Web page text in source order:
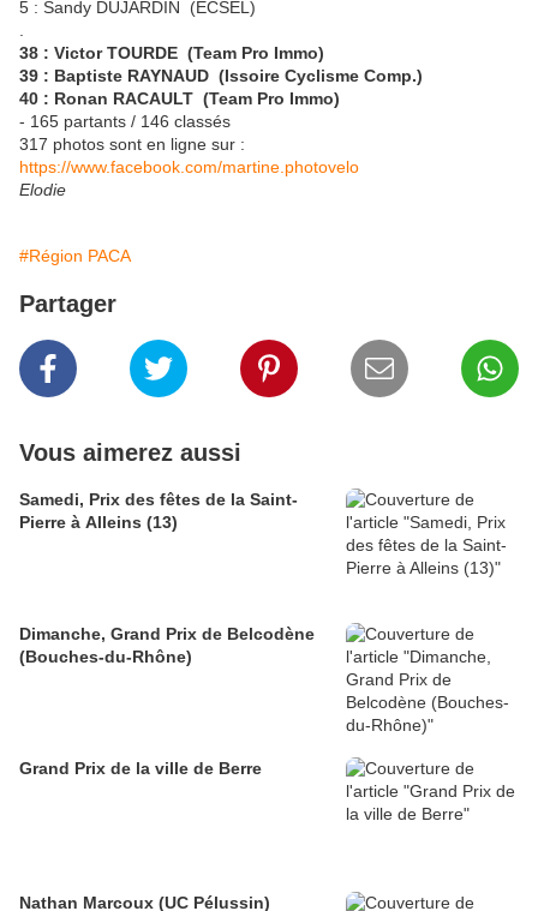
5 : Sandy DUJARDIN (ECSEL)
38 : Victor TOURDE (Team Pro Immo)
39 : Baptiste RAYNAUD (Issoire Cyclisme Comp.)
40 : Ronan RACAULT (Team Pro Immo)
- 165 partants / 146 classés
317 photos sont en ligne sur :
https://www.facebook.com/martine.photovelo
Elodie
#Région PACA
Partager
Vous aimerez aussi
Samedi, Prix des fêtes de la Saint-
Pierre à Alleins (13)
Dimanche, Grand Prix de Belcodène
(Bouches-du-Rhône)
Grand Prix de la ville de Berre
Nathan Marcoux (UC Pélussin)